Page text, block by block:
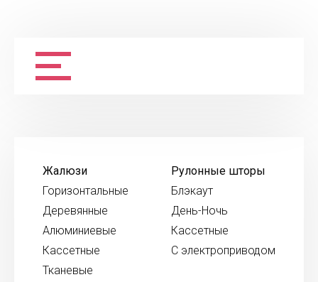
Жалюзи
Горизонтальные
Деревянные
Алюминиевые
Кассетные
Тканевые
Рулонные шторы
Блэкаут
День-Ночь
Кассетные
С электроприводом